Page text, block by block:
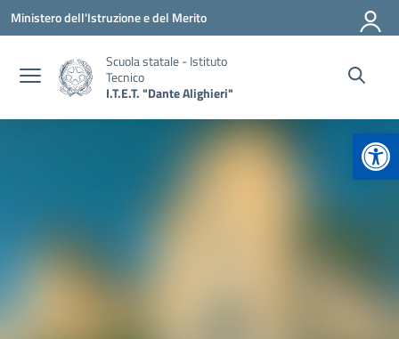
Vai ai contenuti
Vai al menu di navigazione
Vai al footer
Ministero dell'Istruzione e del Merito
Scuola statale - Istituto
Tecnico
I.T.E.T. "Dante Alighieri"